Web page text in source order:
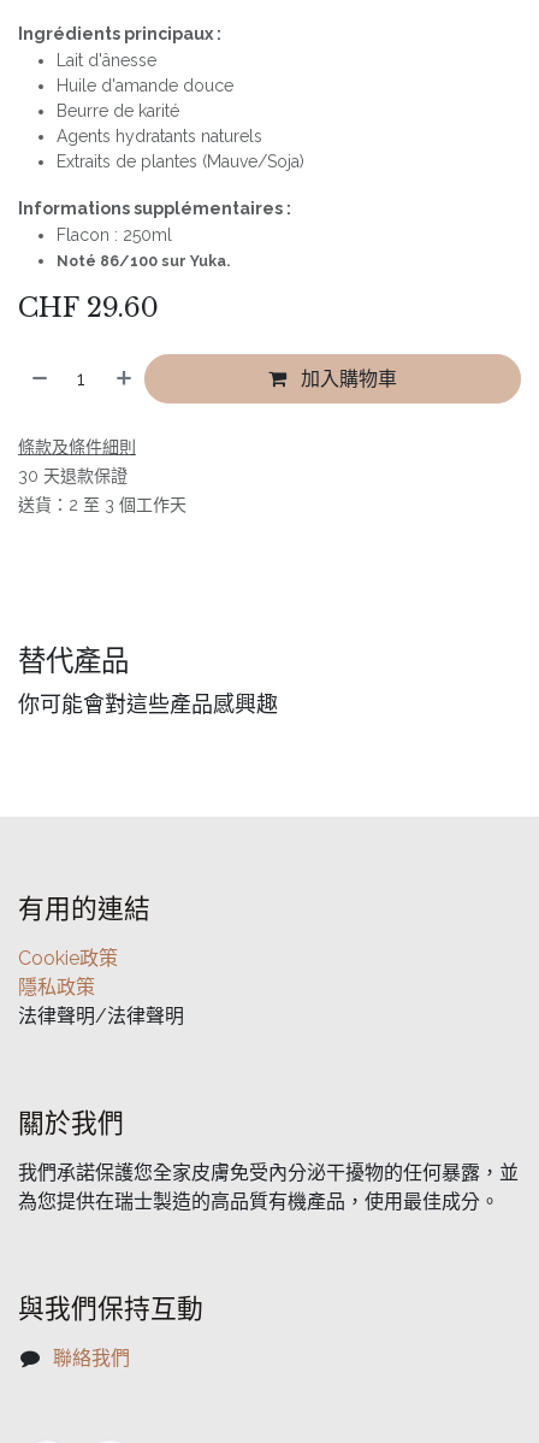
Ingrédients principaux :
Lait d'ânesse
Huile d'amande douce
Beurre de karité
Agents hydratants naturels
Extraits de plantes (Mauve/Soja)
Informations supplémentaires :
Flacon : 250ml
Noté 86/100 sur Yuka.
CHF 29.60
加入購物車
條款及條件細則
30 天退款保證
送貨：2 至 3 個工作天
替代產品
你可能會對這些產品感興趣
有用的連結
Cookie政策
隱私政策
法律聲明/法律聲明
關於我們
我們承諾保護您全家皮膚免受內分泌干擾物的任何暴露，並
為您提供在瑞士製造的高品質有機產品，使用最佳成分。
與我們保持互動
聯絡我們